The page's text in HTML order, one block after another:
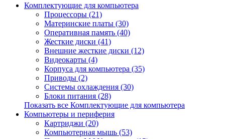
Комплектующие для компьютера
Процессоры (21)
Материнские платы (30)
Оперативная память (40)
Жесткие диски (41)
Внешние жесткие диски (12)
Видеокарты (4)
Корпуса для компьютера (35)
Приводы (2)
Системы охлаждения (30)
Блоки питания (28)
Показать все Комплектующие для компьютера
Компьютеры и периферия
Картриджи (20)
Компьютерная мышь (53)